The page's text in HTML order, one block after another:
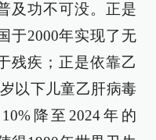
及功不可没。正是
于2000年实现了无
残疾；正是依靠乙
以下儿童乙肝病毒
降至2024年的